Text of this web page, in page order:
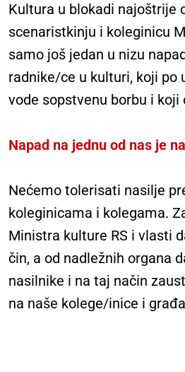
Kultura u blokadi najoštrije
scenaristkinju i koleginicu
samo još jedan u nizu
radnike/ce u kulturi, koji po
vode sopstvenu borbu i koji
Napad na jednu od nas je
Nećemo tolerisati nasilje
koleginicama i kolegama.
Ministra kulture RS i vlasti
čin, a od nadležnih organa
nasilnike i na taj način
na naše kolege/inice i